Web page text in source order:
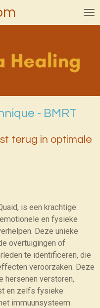
- BMRT
terug in optimale
is een krachtige
en fysieke
Deze unieke
overtuigingen of
te identificeren, die
veroorzaken. Deze
hersenen verstoren,
en zelfs fysieke
immuunsysteem.